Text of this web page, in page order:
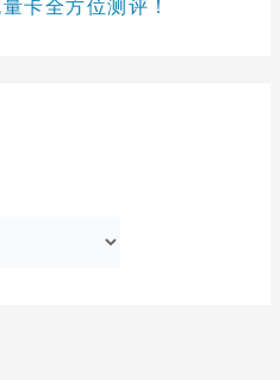
卡全方位测评！